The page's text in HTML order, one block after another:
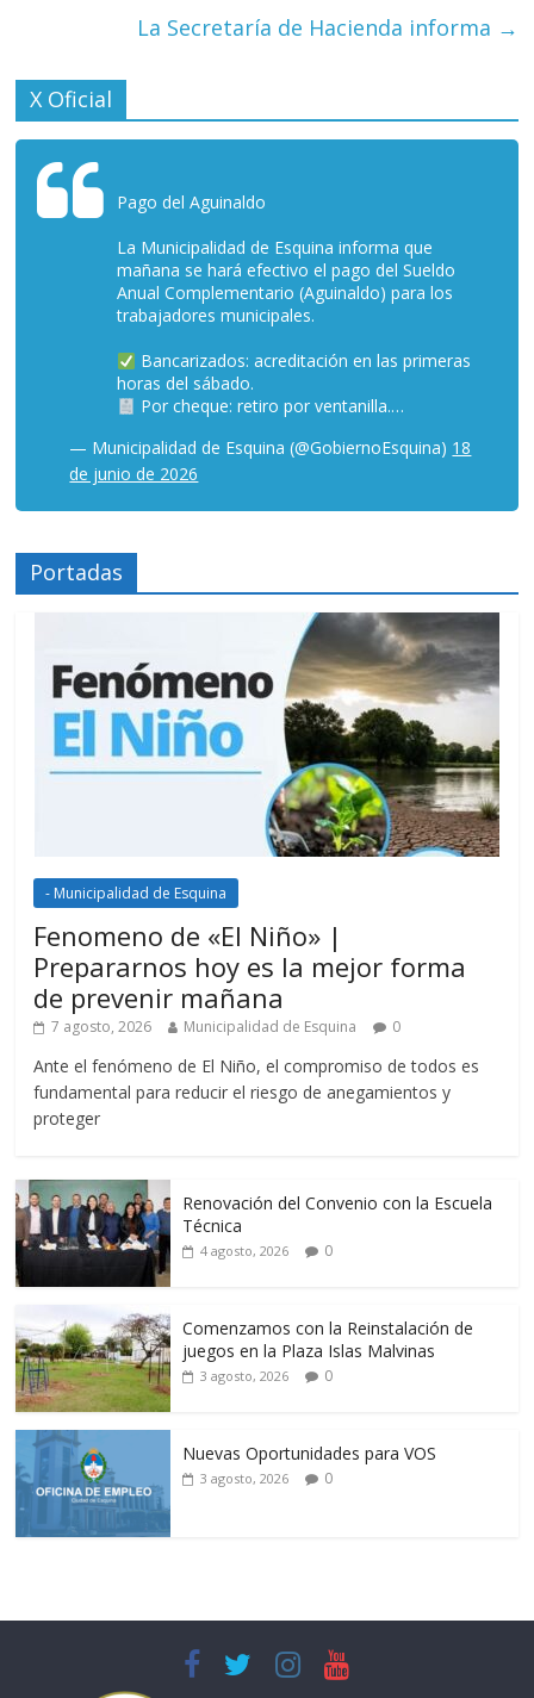
La Secretaría de Hacienda informa →
X Oficial
Pago del Aguinaldo
La Municipalidad de Esquina informa que
mañana se hará efectivo el pago del Sueldo
Anual Complementario (Aguinaldo) para los
trabajadores municipales.
Bancarizados: acreditación en las primeras
horas del sábado.
Por cheque: retiro por ventanilla.…
— Municipalidad de Esquina (@GobiernoEsquina) 18
de junio de 2026
Portadas
- Municipalidad de Esquina
Fenomeno de «El Niño» |
Prepararnos hoy es la mejor forma
de prevenir mañana
7 agosto, 2026 Municipalidad de Esquina 0
Ante el fenómeno de El Niño, el compromiso de todos es
fundamental para reducir el riesgo de anegamientos y
proteger
Renovación del Convenio con la Escuela
Técnica
4 agosto, 2026 0
Comenzamos con la Reinstalación de
juegos en la Plaza Islas Malvinas
3 agosto, 2026 0
Nuevas Oportunidades para VOS
3 agosto, 2026 0